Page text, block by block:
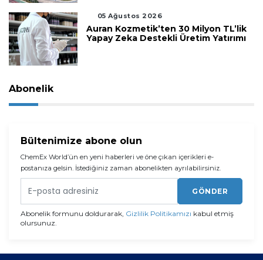
05 Ağustos 2026
Auran Kozmetik’ten 30 Milyon TL’lik
Yapay Zeka Destekli Üretim Yatırımı
Abonelik
Bültenimize abone olun
ChemEx World’ün en yeni haberleri ve öne çıkan içerikleri e-
postanıza gelsin. İstediğiniz zaman abonelikten ayrılabilirsiniz.
GÖNDER
Abonelik formunu doldurarak, Gizlilik Politikamızı kabul etmiş
olursunuz.